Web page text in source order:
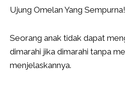
Ujung Omelan Yang Sempurna!
Seorang anak tidak dapat
dimarahi jika dimarahi tanpa
menjelaskannya.